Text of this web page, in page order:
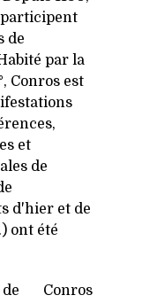
participent
de
par la
Conros est
et
de
d'hier et de
ont été
Conros